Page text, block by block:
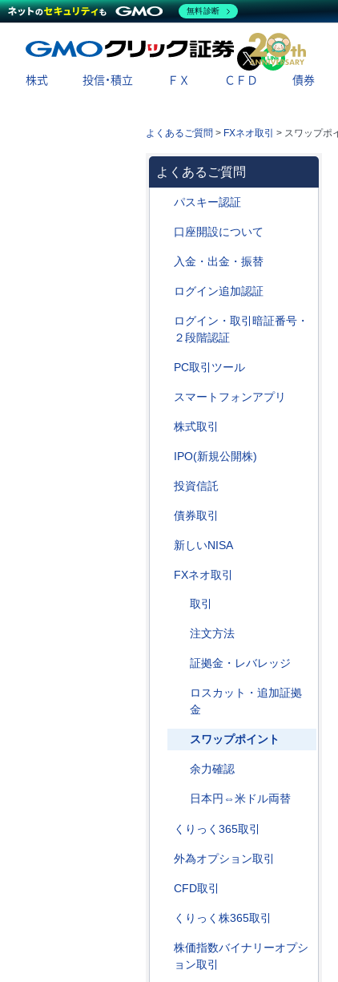
X
株式 投信・積立 ＦＸ ＣＦＤ 債券
よくあるご質問 > FXネオ取引 > スワップポ
よくあるご質問
パスキー認証
口座開設について
入金・出金・振替
ログイン追加認証
ログイン・取引暗証番号・
２段階認証
PC取引ツール
スマートフォンアプリ
株式取引
IPO(新規公開株)
投資信託
債券取引
新しいNISA
FXネオ取引
取引
注文方法
証拠金・レバレッジ
ロスカット・追加証拠
金
スワップポイント
余力確認
日本円⇔米ドル両替
くりっく365取引
外為オプション取引
CFD取引
くりっく株365取引
株価指数バイナリーオプシ
ョン取引
無料診断